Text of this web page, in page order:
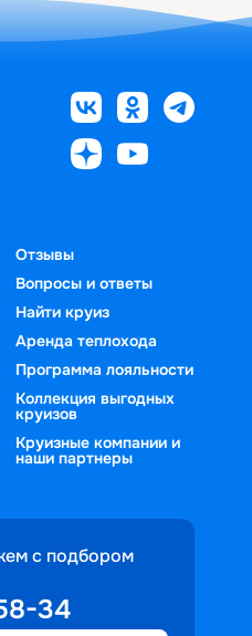
Отзывы
Вопросы и ответы
Найти круиз
Аренда теплохода
Программа лояльности
Коллекция выгодных
круизов
Круизные компании и
наши партнеры
с подбором
34